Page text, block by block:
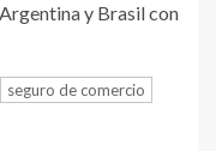
y Brasil con
seguro de comercio